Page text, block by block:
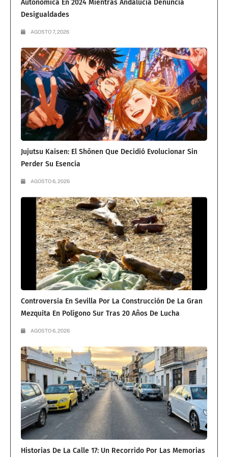
Autonómica En 2024 Mientras Andalucía Denuncia
Desigualdades
AGOSTO 7, 2026
Jujutsu Kaisen: El Shōnen Que Decidió Evolucionar Sin
Perder Su Esencia
AGOSTO 6, 2026
Controversia En Sevilla Por La Construcción De La Gran
Mezquita En Polígono Sur Tras 20 Años De Lucha
AGOSTO 6, 2026
Historias De La Calle 17: Un Recorrido Por Las Memorias